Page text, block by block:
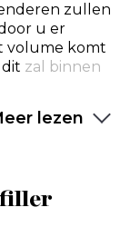
zullen
u er
volume komt
zal binnen
lezen
filler